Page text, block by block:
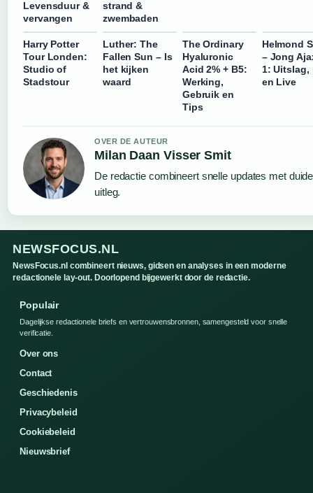
Levensduur &
vervangen
strand &
zwembaden
Harry Potter
Tour Londen:
Studio of
Stadstour
Luther: The
Fallen Sun – Is
het kijken
waard
The Ordinary
Hyaluronic
Acid 2% + B5:
Werking,
Gebruik en
Tips
Helmond
– Jong
1: Uitslag,
en Live
OVER DE AUTEUR
Milan Daan Visser Smit
De redactie combineert snelle updates met
uitleg.
NEWSFOCUS.NL
NewsFocus.nl combineert nieuws, gidsen en analyses in een moderne
redactionele lay-out. Doorlopend bijgewerkt door de redactie.
Populair
Dagelijkse redactionele briefs en vertrouwensbronnen, samengesteld voor snelle
verificatie.
Over ons
Contact
Geschiedenis
Privacybeleid
Cookiebeleid
Nieuwsbrief